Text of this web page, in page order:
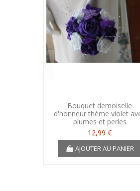
Bouquet demoiselle
d'honneur thème violet
plumes et perles
12,99 €
AJOUTER AU PANIER